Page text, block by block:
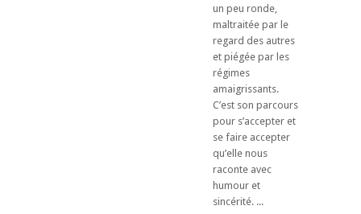
un peu ronde,
maltraitée par le
regard des autres
et piégée par les
régimes
amaigrissants.
C’est son parcours
pour s’accepter et
se faire accepter
qu’elle nous
raconte avec
humour et
sincérité. ...